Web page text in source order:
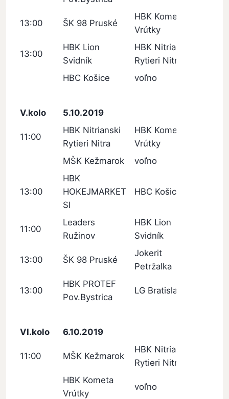
13:00 ŠK 98 Pruské
HBK Kometa
Vrútky
13:00
HBK Lion
Svidník
HBK Nitrianski
Rytieri Nitra
HBC Košice
voľno
V.kolo 5.10.2019
11:00
HBK Nitrianski
Rytieri Nitra
HBK Kometa
Vrútky
MŠK Kežmarok
voľno
13:00
HBK
HOKEJMARKET
SI
HBC Košice
11:00
Leaders
Ružinov
HBK Lion
Svidník
13:00 ŠK 98 Pruské
Jokerit
Petržalka
13:00
HBK PROTEF
Pov.Bystrica
LG Bratislava
VI.kolo 6.10.2019
11:00 MŠK Kežmarok
HBK Nitrianski
Rytieri Nitra
HBK Kometa
Vrútky
voľno